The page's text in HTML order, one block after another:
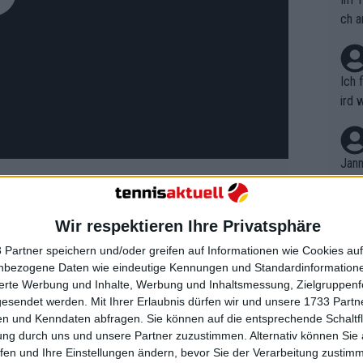
Wir respektieren Ihre Privatsphäre
Partner speichern und/oder greifen auf Informationen wie Cookies
Daten wie eindeutige Kennungen und
Werbung und Inhalte, Werbung und Inhaltsmessung,
werden. Mit Ihrer Erlaubnis dürfen wir und unsere 1733
und Kenndaten abfragen. Sie können auf die entsprechende
durch uns und unsere Partner zuzustimmen. Alternativ können Sie
und Ihre Einstellungen ändern, bevor Sie der Verarbeitung
Minaur am dritten Gruppenspieltag
Zweisatzsieg gegen Fritz und
Erfolge in der Gruppenphase
eine 1:5-Bilanz bei den ATP
mit Sinner.
ch
Ich
ird
r in
em
t,
B.
on
n
nt.